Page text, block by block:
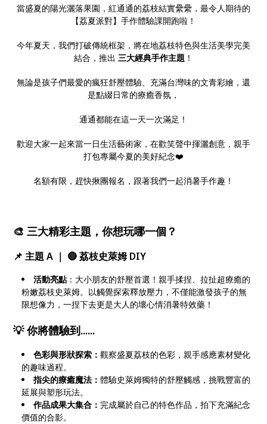
當盛夏的陽光灑落果園，紅通通的荔枝結實纍纍，最令人期待的
【荔夏派對】手作體驗課開跑啦！
今年夏天，我們打破傳統框架，將在地荔枝特色與生活美學完美
結合，推出 三大經典手作主題 ！
無論是孩子們最愛的瘋狂舒壓體驗、充滿台灣味的文青彩繪，還
是點綴日常的療癒香氛，
通通都能在這一天一次滿足！
歡迎大家一起來當一日生活藝術家，在歡笑聲中揮灑創意，親手
打包專屬今夏的美好紀念❤️
名額有限，趕快揪團報名，跟著我們一起消暑手作趣！
🎨 三大精彩主題，你想玩哪一個？
📌 主題 A ｜ 🔴 荔枝史萊姆 DIY
活動亮點：大小朋友的舒壓首選！親手揉捏、拉扯超療癒的
粉嫩荔枝史萊姆。以觸覺探索釋放壓力，不僅能激發孩子的無
限想像力，一捏下去更是大人的壞心情消暑特效藥！
💡 你將體驗到......
色彩與形狀探索：觀察盛夏荔枝的色彩，親手感應素材變化
的趣味過程。
指尖的療癒魔法：體驗史萊姆獨特的舒壓觸感，挑戰豐富的
延展與塑形玩法。
作品成果大集合： 完成屬於自己的特色作品，拍下充滿紀念
價值的合影。